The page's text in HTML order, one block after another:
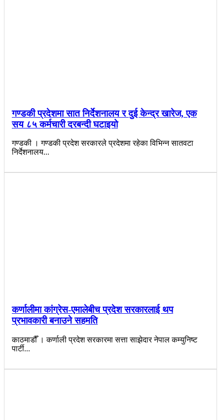
गण्डकी प्रदेशमा सात निर्देशनालय र दुई केन्द्र खारेज, एक
सय ८५ कर्मचारी दरबन्दी घटाइयो
गण्डकी । गण्डकी प्रदेश सरकारले प्रदेशमा रहेका विभिन्न सातवटा
निर्देशनालय...
कर्णालीमा कांग्रेस-एमालेबीच प्रदेश सरकारलाई थप
प्रभावकारी बनाउने सहमति
काठमाडौँ । कर्णाली प्रदेश सरकारमा सत्ता साझेदार नेपाल कम्युनिष्ट
पार्टी...